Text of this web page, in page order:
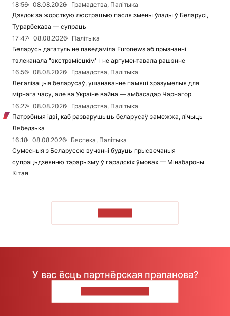
18:56
08.08.2026
Грамадства, Палітыка
Дзядок за жорсткую люстрацыю пасля змены ўлады ў Беларусі,
Турарбекава — супраць
17:47
08.08.2026
Палітыка
Беларусь дагэтуль не паведаміла Euronews аб прызнанні
тэлеканала "экстрэмісцкім" і не аргументавала рашэнне
16:56
08.08.2026
Грамадства, Палітыка
Легалізацыя беларусаў, ушанаванне памяці зразумелыя для
мірнага часу, але ва Украіне вайна — амбасадар Чарнагор
16:27
08.08.2026
Грамадства, Палітыка
Патрэбныя ідэі, каб разварушыць беларусаў замежжа, лічыць
Лябедзька
16:18
08.08.2026
Бяспека, Палітыка
Сумесныя з Беларуссю вучэнні будуць прысвечаныя
супрацьдзеянню тэрарызму ў гарадскіх ўмовах — Мінабароны
Кітая
У вас ёсць партнёрская прапанова?